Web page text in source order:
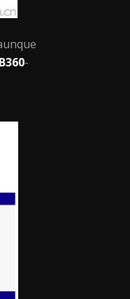
B360-